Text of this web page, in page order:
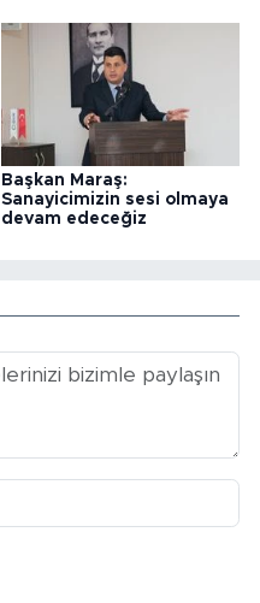
Başkan Maraş:
Sanayicimizin sesi olmaya
devam edeceğiz